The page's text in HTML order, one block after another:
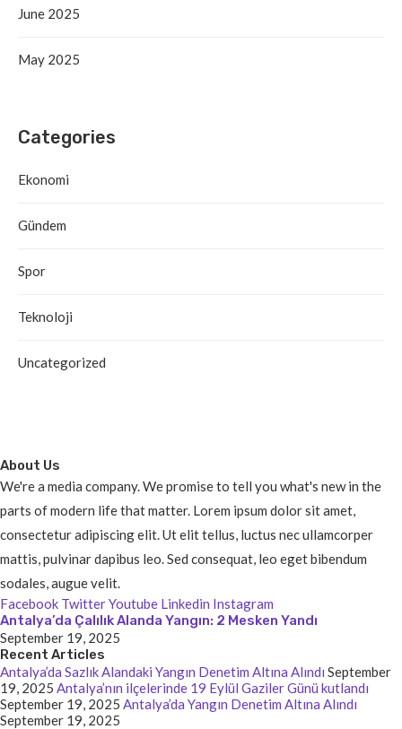
June 2025
May 2025
Categories
Ekonomi
Gündem
Spor
Teknoloji
Uncategorized
About Us
We're a media company. We promise to tell you what's new in the
parts of modern life that matter. Lorem ipsum dolor sit amet,
consectetur adipiscing elit. Ut elit tellus, luctus nec ullamcorper
mattis, pulvinar dapibus leo. Sed consequat, leo eget bibendum
sodales, augue velit.
Facebook TwitterYoutube Linkedin Instagram
Antalya’da Çalılık Alanda Yangın: 2 Mesken Yandı
September 19, 2025
Recent Articles
Antalya’da Sazlık Alandaki Yangın Denetim Altına Alındı September
19, 2025 Antalya’nın ilçelerinde 19 Eylül Gaziler Günü kutlandı
September 19, 2025 Antalya’da Yangın Denetim Altına Alındı
September 19, 2025